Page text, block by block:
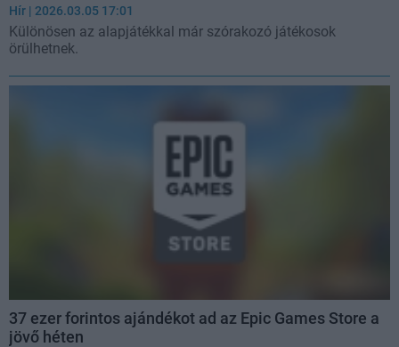
Hír | 2026.03.05 17:01
Különösen az alapjátékkal már szórakozó játékosok
örülhetnek.
37 ezer forintos ajándékot ad az Epic Games Store a
jövő héten